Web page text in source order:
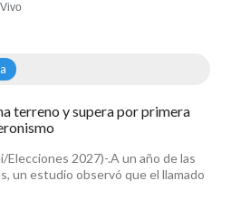
terreno y supera por primera
2027)-.A un año de las
un estudio observó que el llamado